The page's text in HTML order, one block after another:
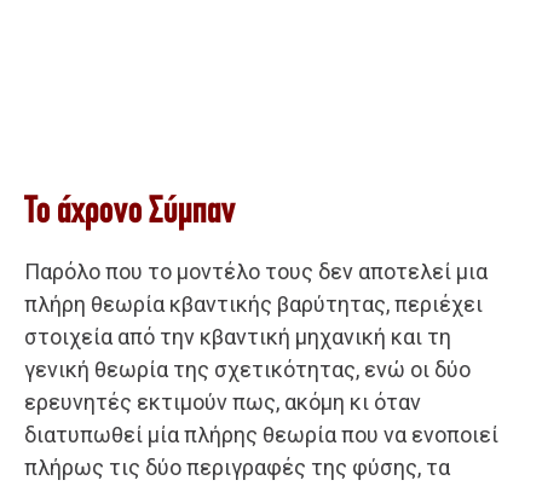
Το άχρονο Σύμπαν
Παρόλο που το μοντέλο τους δεν αποτελεί μια
πλήρη θεωρία κβαντικής βαρύτητας, περιέχει
στοιχεία από την κβαντική μηχανική και τη
γενική θεωρία της σχετικότητας, ενώ οι δύο
ερευνητές εκτιμούν πως, ακόμη κι όταν
διατυπωθεί μία πλήρης θεωρία που να ενοποιεί
πλήρως τις δύο περιγραφές της φύσης, τα